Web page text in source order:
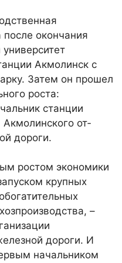
окончания
Акмолинск с
Затем он прошел
роста:
станции
Акмолинского от­
дороги.
ростом экономики
круп­ных
–
дороги. И
начальником